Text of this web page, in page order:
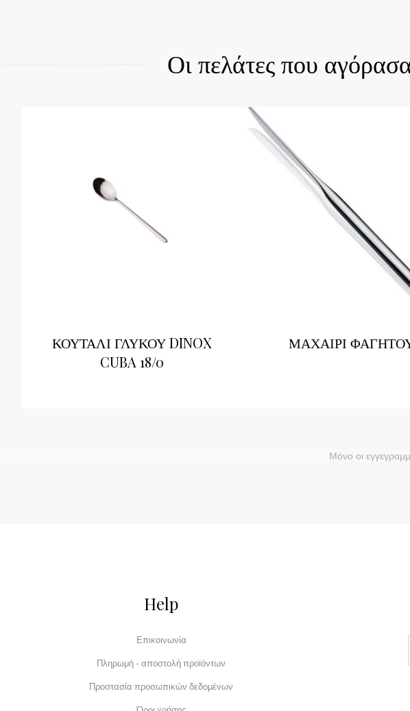
Οι πελάτες που
ΚΟΥΤΑΛΙ ΓΛΥΚΟΥ DINOX
CUBA 18/0
ΜΑΧΑΙΡΙ
Μόνο οι
Help
Επικοινωνία
Πληρωμή - αποστολή προϊόντων
Προστασία προσωπικών δεδομένων